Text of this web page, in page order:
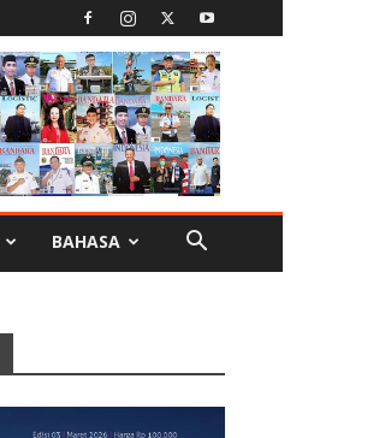
BAHASA